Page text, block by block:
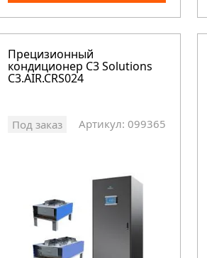
Прецизионный
кондиционер C3 Solutions
C3.AIR.CRS024
Под заказ Артикул: 099365